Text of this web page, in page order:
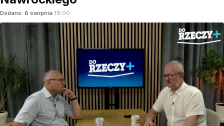
Dodano: 6 sierpnia 19:00